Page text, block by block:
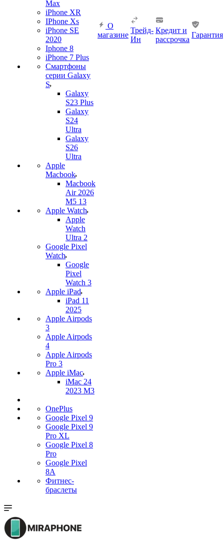
Max
iPhone XR
IPhone Xs
iPhone SE
2020
Iphone 8
iPhone 7 Plus
Смартфоны
серии Galaxy
S
Galaxy
S23 Plus
Galaxy
S24
Ultra
Galaxy
S26
Ultra
Apple
Macbook
Macbook
Air 2026
M5 13
Apple Watch
Apple
Watch
Ultra 2
Google Pixel
Watch
Google
Pixel
Watch 3
Apple iPad
iPad 11
2025
Apple Airpods
3
Apple Airpods
4
Apple Airpods
Pro 3
Apple iMac
iMac 24
2023 M3
OnePlus
Google Pixel 9
Google Pixel 9
Pro XL
Google Pixel 8
Pro
Google Pixel
8A
Фитнес-
браслеты
О
магазине
Трейд-
Ин
Кредит и
рассрочка
Гарантия